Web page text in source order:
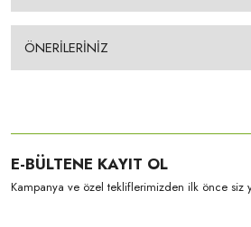
ÖNERİLERİNİZ
E-BÜLTENE KAYIT OL
Kampanya ve özel tekliflerimizden ilk önce siz